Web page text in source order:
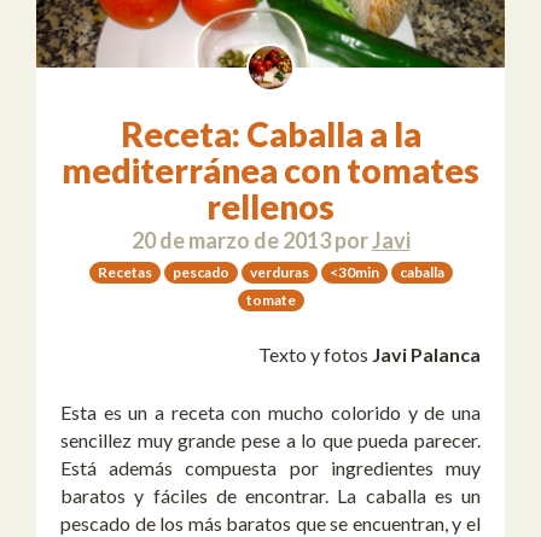
Receta: Caballa a la
mediterránea con tomates
rellenos
20 de marzo de 2013porJavi
Recetas pescado verduras <30min
caballa
tomate
Texto y fotos Javi Palanca
Esta es un a receta con mucho colorido y de una
sencillez muy grande pese a lo que pueda parecer.
Está además compuesta por ingredientes muy
baratos y fáciles de encontrar. La caballa es un
pescado de los más baratos que se encuentran, y el